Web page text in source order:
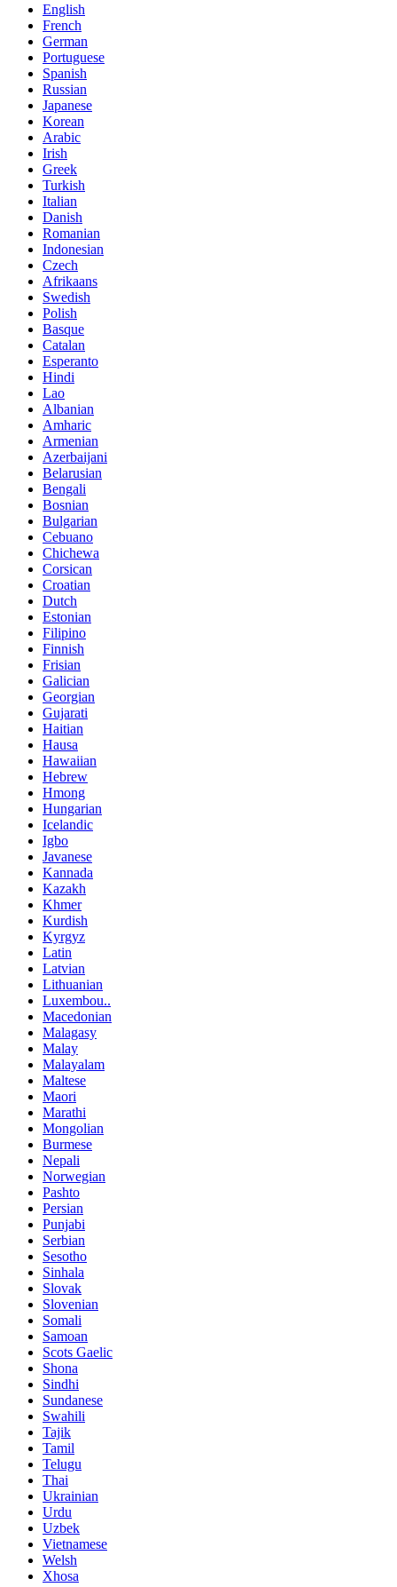
English
French
German
Portuguese
Spanish
Russian
Japanese
Korean
Arabic
Irish
Greek
Turkish
Italian
Danish
Romanian
Indonesian
Czech
Afrikaans
Swedish
Polish
Basque
Catalan
Esperanto
Hindi
Lao
Albanian
Amharic
Armenian
Azerbaijani
Belarusian
Bengali
Bosnian
Bulgarian
Cebuano
Chichewa
Corsican
Croatian
Dutch
Estonian
Filipino
Finnish
Frisian
Galician
Georgian
Gujarati
Haitian
Hausa
Hawaiian
Hebrew
Hmong
Hungarian
Icelandic
Igbo
Javanese
Kannada
Kazakh
Khmer
Kurdish
Kyrgyz
Latin
Latvian
Lithuanian
Luxembou..
Macedonian
Malagasy
Malay
Malayalam
Maltese
Maori
Marathi
Mongolian
Burmese
Nepali
Norwegian
Pashto
Persian
Punjabi
Serbian
Sesotho
Sinhala
Slovak
Slovenian
Somali
Samoan
Scots Gaelic
Shona
Sindhi
Sundanese
Swahili
Tajik
Tamil
Telugu
Thai
Ukrainian
Urdu
Uzbek
Vietnamese
Welsh
Xhosa